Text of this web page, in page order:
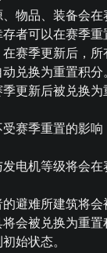
物品、装备会
者可以在赛季
赛季更新后，
兑换为重置积分。
更新后被兑换
赛季重置的影响
电机等级将会
避难所建筑将会
会被兑换为重
始状态。